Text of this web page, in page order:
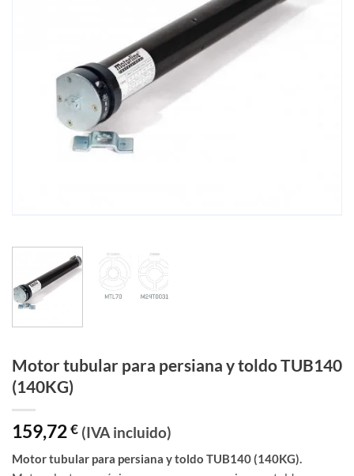
Motor tubular para persiana y toldo TUB140
(140KG)
159,72€ (IVA incluido)
Motor tubular para persiana y toldo TUB140 (140KG).